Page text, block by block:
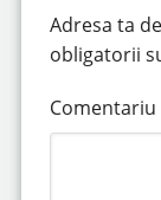
Adresa ta
obligatorii
Comentariu